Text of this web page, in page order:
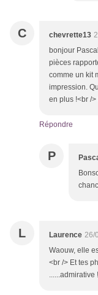
C chevrette13
bonjour
pièces
comme un kit
impression.
en plus !<br /
Répondre
P
L Laurence 26/
Waouw, elle
<br /> Et tes
......admirative